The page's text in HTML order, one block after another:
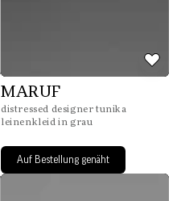
MARUF
distressed designer tunika
leinenkleid in grau
Auf Bestellung genäht